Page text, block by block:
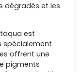
dégradés et les
est
spécialement
offrent une
pigments